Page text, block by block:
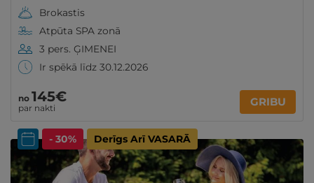
Brokastis
Atpūta SPA zonā
3 pers. ĢIMENEI
Ir spēkā līdz 30.12.2026
no 145€
par nakti GRIBU
- 30% Derīgs Arī VASARĀ